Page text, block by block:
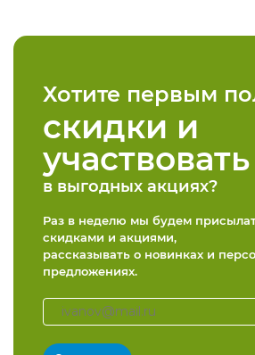
Хотите первым
скидки и
участвовать
в выгодных акциях?
Раз в неделю мы будем
скидками и акциями,
рассказывать о новинках и
предложениях.